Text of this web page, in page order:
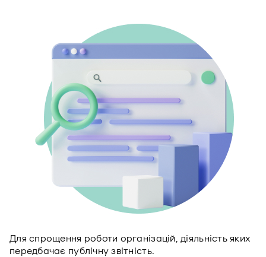
Для спрощення роботи організацій, діяльність яких
передбачає публічну звітність.